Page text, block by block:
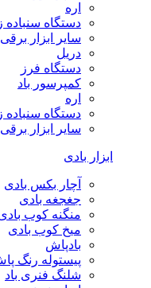
اره
دستگاه سنباده
سایر ابزار
دریل
دستگاه فرز
کمپرسور باد
اره
دستگاه سنباده
سایر ابزار
ابزار بادی
آچار بکس بادی
جغجغه بادی
منگنه کوب
میخ کوب بادی
بادپاش
پیستوله رنگ
شلنگ فنری باد